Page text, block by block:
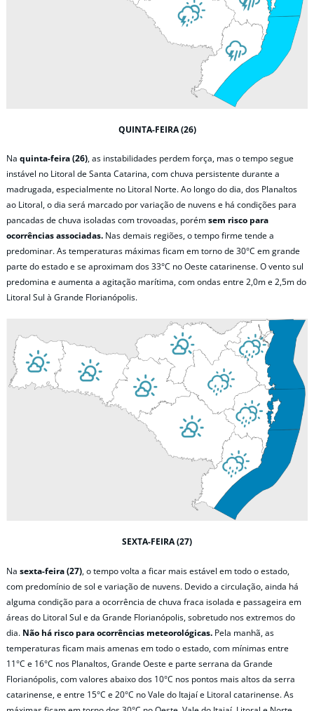
QUINTA-FEIRA (26)
Na quinta-feira (26), as instabilidades perdem força, mas o tempo segue
instável no Litoral de Santa Catarina, com chuva persistente durante a
madrugada, especialmente no Litoral Norte. Ao longo do dia, dos Planaltos
ao Litoral, o dia será marcado por variação de nuvens e há condições para
pancadas de chuva isoladas com trovoadas, porémsem risco para
ocorrências associadas. Nas demais regiões, o tempo firme tende a
predominar. As temperaturas máximas ficam em torno de 30°C em grande
parte do estado e se aproximam dos 33°C no Oeste catarinense. O vento sul
predomina e aumenta a agitação marítima, com ondas entre 2,0m e 2,5m do
Litoral Sul à Grande Florianópolis.
SEXTA-FEIRA (27)
Na sexta-feira (27), o tempo volta a ficar mais estável em todo o estado,
com predomínio de sol e variação de nuvens. Devido a circulação, ainda há
alguma condição para a ocorrência de chuva fraca isolada e passageira em
áreas do Litoral Sul e da Grande Florianópolis, sobretudo nos extremos do
dia. Não há risco para ocorrências meteorológicas. Pela manhã, as
temperaturas ficam mais amenas em todo o estado, com mínimas entre
11°C e 16°C nos Planaltos, Grande Oeste e parte serrana da Grande
Florianópolis, com valores abaixo dos 10°C nos pontos mais altos da serra
catarinense, e entre 15°C e 20°C no Vale do Itajaí e Litoral catarinense. As